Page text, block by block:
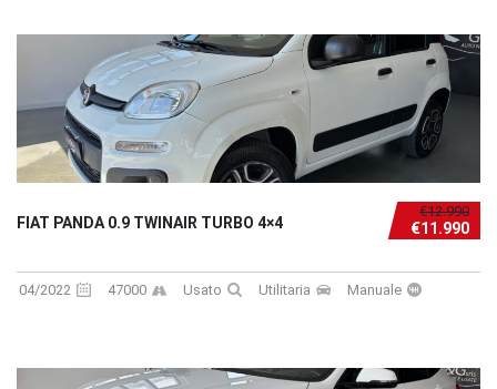
€12.990
€11.990
FIAT PANDA 0.9 TWINAIR TURBO 4×4
04/2022 47000 Usato Utilitaria Manuale